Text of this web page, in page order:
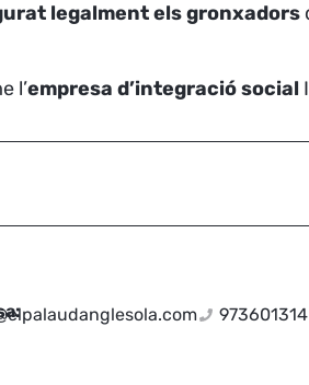
legalment els gronxadors
l’empresa d’integració social
973601314